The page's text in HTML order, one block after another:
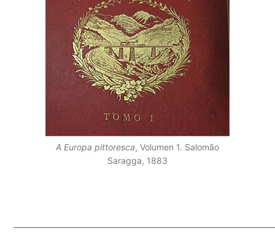
A Europa pittoresca, Volumen 1. Salomão
Saragga, 1883